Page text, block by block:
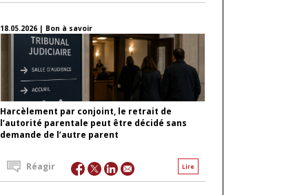
18.05.2026 | Bon à savoir
Harcèlement par conjoint, le retrait de
l’autorité parentale peut être décidé sans
demande de l’autre parent
Lire
Réagir